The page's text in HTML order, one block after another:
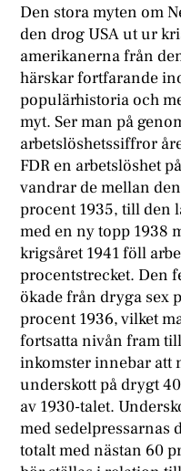
Den stora myten om
den drog USA ut ur
amerikanerna från
härskar fortfarande
populärhistoria och
myt. Ser man på
arbetslöshetssiffror
FDR en arbetslöshet
vandrar de mellan
procent 1935, till den
med en ny topp 1938
krigsåret 1941 föll
procentstrecket. Den
ökade från dryga sex
procent 1936, vilket
fortsatta nivån fram
inkomster innebar att
underskott på drygt
av 1930-talet.
med sedelpressarnas
totalt med nästan 60